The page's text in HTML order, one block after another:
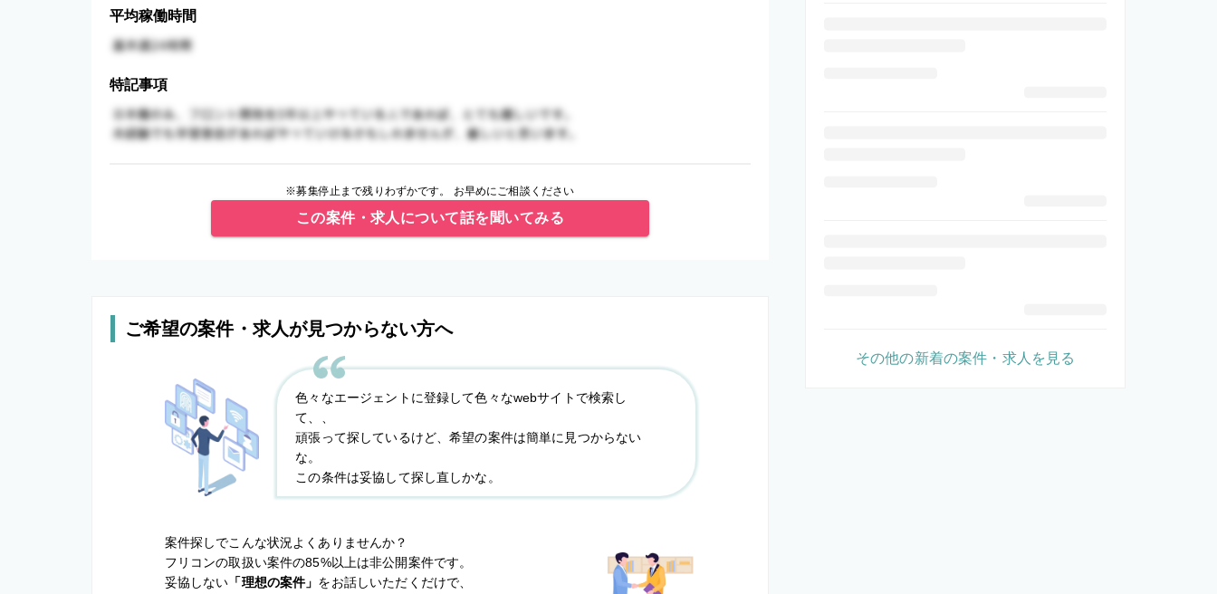
平均稼働時間
特記事項
※募集停止まで残りわずかです。 お早めにご相談ください
この案件・求人について話を聞いてみる
ご希望の案件・求人が見つからない方へ
色々なエージェントに登録して色々なwebサイトで検索し
て、、
頑張って探しているけど、希望の案件は簡単に見つからない
な。
この条件は妥協して探し直しかな。
案件探しでこんな状況よくありませんか？
フリコンの取扱い案件の85%以上は非公開案件です。
妥協しない 「理想の案件」 をお話しいただくだけで、
その他の新着の案件・求人を見る